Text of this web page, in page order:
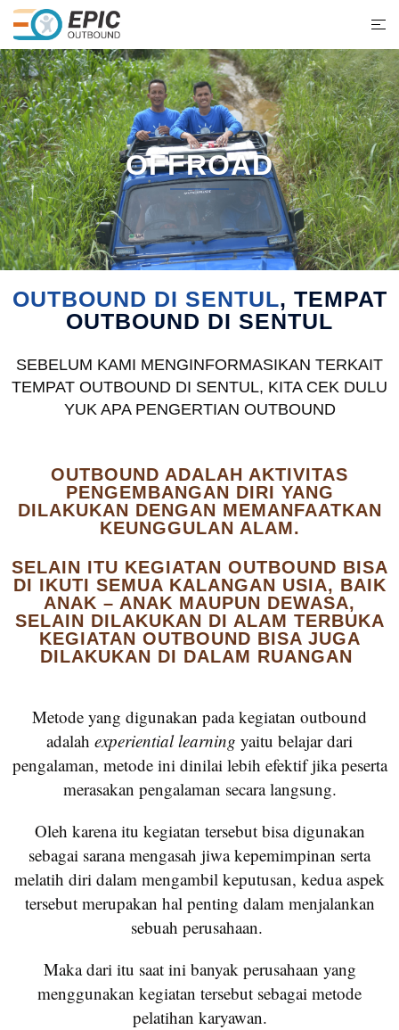
OFFROAD
OUTBOUND DI SENTUL, TEMPAT
OUTBOUND DI SENTUL
SEBELUM KAMI MENGINFORMASIKAN TERKAIT
TEMPAT OUTBOUND DI SENTUL, KITA CEK DULU
YUK APA PENGERTIAN OUTBOUND
OUTBOUND ADALAH AKTIVITAS
PENGEMBANGAN DIRI YANG
DILAKUKAN DENGAN MEMANFAATKAN
KEUNGGULAN ALAM.
SELAIN ITU KEGIATAN OUTBOUND BISA
DI IKUTI SEMUA KALANGAN USIA, BAIK
ANAK – ANAK MAUPUN DEWASA,
SELAIN DILAKUKAN DI ALAM TERBUKA
KEGIATAN OUTBOUND BISA JUGA
DILAKUKAN DI DALAM RUANGAN
Metode yang digunakan pada kegiatan outbound
adalah experiential learning yaitu belajar dari
pengalaman, metode ini dinilai lebih efektif jika peserta
merasakan pengalaman secara langsung.
Oleh karena itu kegiatan tersebut bisa digunakan
sebagai sarana mengasah jiwa kepemimpinan serta
melatih diri dalam mengambil keputusan, kedua aspek
tersebut merupakan hal penting dalam menjalankan
sebuah perusahaan.
Maka dari itu saat ini banyak perusahaan yang
menggunakan kegiatan tersebut sebagai metode
pelatihan karyawan.